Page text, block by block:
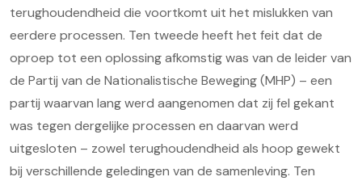
terughoudendheid die voortkomt uit het mislukken van
eerdere processen. Ten tweede heeft het feit dat de
oproep tot een oplossing afkomstig was van de leider van
de Partij van de Nationalistische Beweging (MHP) – een
partij waarvan lang werd aangenomen dat zij fel gekant
was tegen dergelijke processen en daarvan werd
uitgesloten – zowel terughoudendheid als hoop gewekt
bij verschillende geledingen van de samenleving. Ten